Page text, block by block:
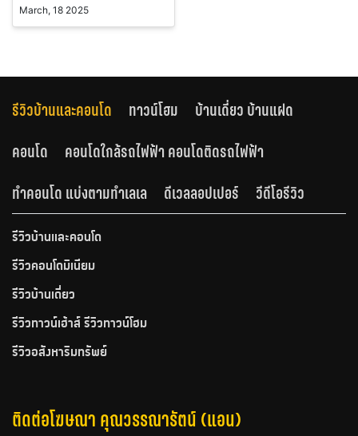
March, 18 2025
รีวิวบ้านและคอนโด ทาวน์โฮม
บ้านเดี่ยว บ้านแฝด
คอนโด
คอนโดใกล้รถไฟฟ้า คอนโดติดรถไฟฟ้า
ทำคอนโด แบ่งตามทำเลเล
ดีเวลลอปเปอร์ วีดีโอรีวิว
รีวิวบ้านและคอนโด
รีวิวคอนโดมิเนียม
รีวิวบ้านเดี่ยว
รีวิวทาวน์เฮ้าส์ รีวิวทาวน์โฮม
รีวิวอสังหาริมทรัพย์
ติดต่อโฆษณา คุณวรรณารัตน์ (แอน)